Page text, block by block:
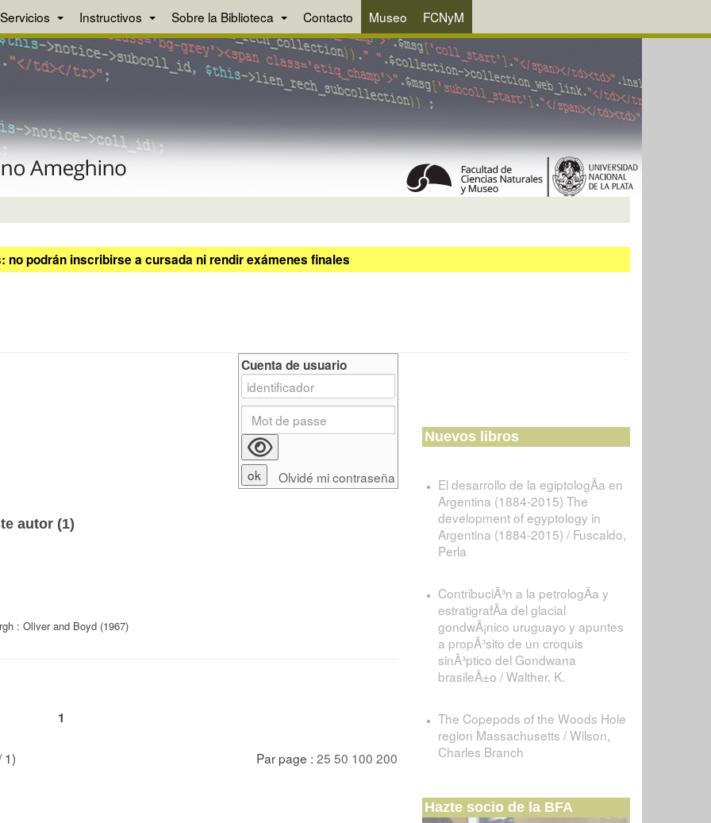
Servicios Instructivos Sobre la Biblioteca Contacto Museo FCNyM
podrán inscribirse a cursada ni rendir exámenes finales
autor (1)
: Oliver and Boyd (1967)
1
1) Par page : 25 50 100 200
Cuenta de usuario
Olvidé mi contraseña
Nuevos libros
El desarrollo de la egiptologÃ­a en
Argentina (1884-2015) The
development of egyptology in
Argentina (1884-2015) / Fuscaldo,
Perla
ContribuciÃ³n a la petrologÃ­a y
estratigrafÃ­a del glacial
gondwÃ¡nico uruguayo y apuntes
a propÃ³sito de un croquis
sinÃ³ptico del Gondwana
brasileÃ±o / Walther, K.
The Copepods of the Woods Hole
region Massachusetts / Wilson,
Charles Branch
Hazte socio de la BFA